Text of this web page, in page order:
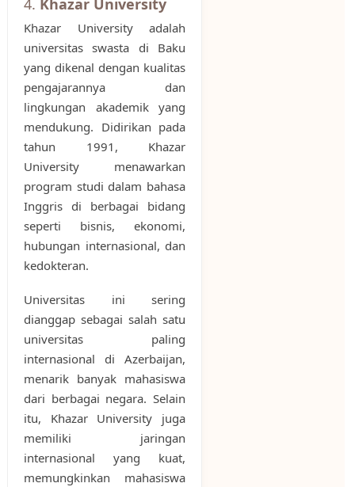
4. Khazar University
Khazar University adalah
universitas swasta di Baku
yang dikenal dengan kualitas
pengajarannya dan
lingkungan akademik yang
mendukung. Didirikan pada
tahun 1991, Khazar
University menawarkan
program studi dalam bahasa
Inggris di berbagai bidang
seperti bisnis, ekonomi,
hubungan internasional, dan
kedokteran.
Universitas ini sering
dianggap sebagai salah satu
universitas paling
internasional di Azerbaijan,
menarik banyak mahasiswa
dari berbagai negara. Selain
itu, Khazar University juga
memiliki jaringan
internasional yang kuat,
memungkinkan mahasiswa